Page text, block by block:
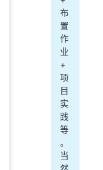
布
置
作
业
+
项
目
实
践
等
。
当